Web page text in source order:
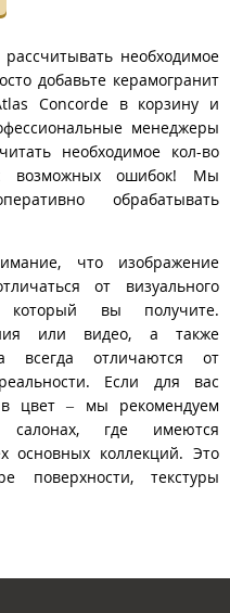
необходимое
добавьте керамогранит
Concorde в корзину и
менеджеры
необходимое кол-во
возможных ошибок! Мы
обрабатывать
что изображение
от визуального
который вы получите.
или видео, а также
всегда отличаются от
Если для вас
цвет – мы рекомендуем
где имеются
основных коллекций. Это
поверхности, текстуры